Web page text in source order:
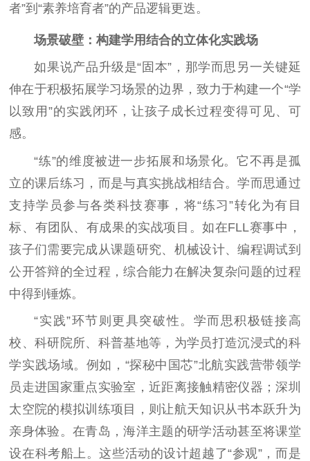
者”到“素养培育者”的产品逻辑更迭。
场景破壁：构建学用结合的立体化实践场
如果说产品升级是“固本”，那学而思另一关键延
伸在于积极拓展学习场景的边界，致力于构建一个“学
以致用”的实践闭环，让孩子成长过程变得可见、可
感。
“练”的维度被进一步拓展和场景化。它不再是孤
立的课后练习，而是与真实挑战相结合。学而思通过
支持学员参与各类科技赛事，将“练习”转化为有目
标、有团队、有成果的实战项目。如在FLL赛事中，
孩子们需要完成从课题研究、机械设计、编程调试到
公开答辩的全过程，综合能力在解决复杂问题的过程
中得到锤炼。
“实践”环节则更具突破性。学而思积极链接高
校、科研院所、科普基地等，为学员打造沉浸式的科
学实践场域。例如，“探秘中国芯”北航实践营带领学
员走进国家重点实验室，近距离接触精密仪器；深圳
太空院的模拟训练项目，则让航天知识从书本跃升为
亲身体验。在青岛，海洋主题的研学活动甚至将课堂
设在科考船上。这些活动的设计超越了“参观”，而是